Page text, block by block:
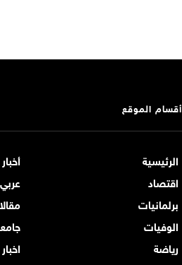
أقسام الموقع
الرئيسية
اقتصاد
برلمانيات
الوفيات
رياضة